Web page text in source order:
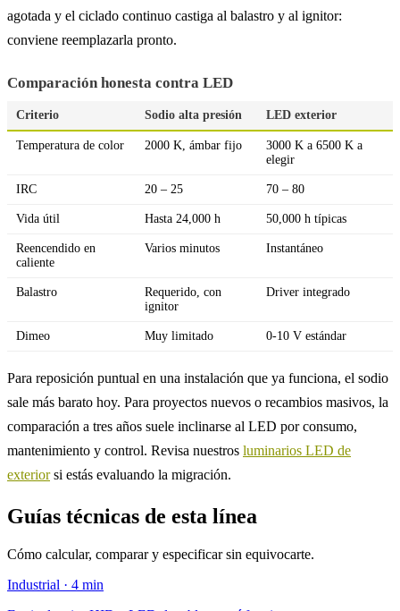
agotada y el ciclado continuo castiga al balastro y al ignitor:
conviene reemplazarla pronto.
Comparación honesta contra LED
Criterio Sodio alta presión LED exterior
Temperatura de color 2000 K, ámbar fijo
3000 K a 6500 K a
elegir
IRC 20 – 25 70 – 80
Vida útil Hasta 24,000 h 50,000 h típicas
Reencendido en
caliente
Varios minutos Instantáneo
Balastro
Requerido, con
ignitor
Driver integrado
Dimeo Muy limitado 0-10 V estándar
Para reposición puntual en una instalación que ya funciona, el sodio
sale más barato hoy. Para proyectos nuevos o recambios masivos, la
comparación a tres años suele inclinarse al LED por consumo,
mantenimiento y control. Revisa nuestros luminarios LED de
exteriorsi estás evaluando la migración.
Guías técnicas de esta línea
Cómo calcular, comparar y especificar sin equivocarte.
Industrial · 4 min